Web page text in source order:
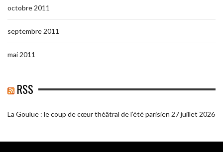
octobre 2011
septembre 2011
mai 2011
RSS
La Goulue : le coup de cœur théâtral de l’été parisien 27 juillet 2026